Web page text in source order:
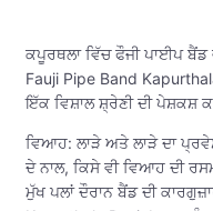
ਕਪੂਰਥਲਾ ਵਿੱਚ ਫੌਜੀ ਪਾਈਪ
Fauji Pipe Band
ਇੱਕ ਵਿਸ਼ਾਲ ਸ਼੍ਰੇਣੀ ਦੀ ਪੇਸ਼ਕਸ਼
ਵਿਆਹ: ਲਾੜੇ ਅਤੇ ਲਾੜੇ ਦਾ
ਦੇ ਨਾਲ, ਕਿਸੇ ਵੀ ਵਿਆਹ ਦੀ
ਮੁੱਖ ਪਲਾਂ ਦੌਰਾਨ ਬੈਂਡ ਦੀ